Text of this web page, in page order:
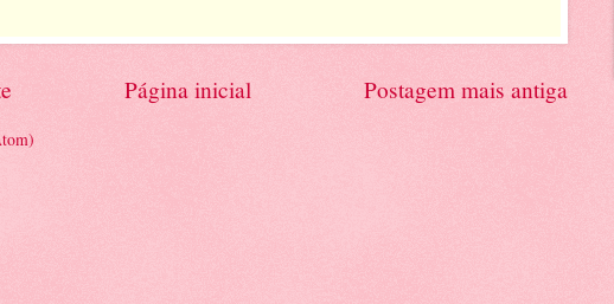
Postagem mais antiga
Página inicial